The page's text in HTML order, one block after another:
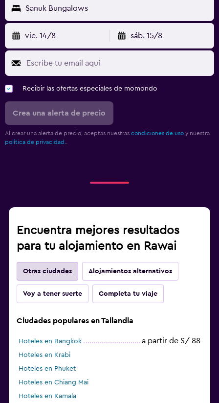
Sanuk Bungalows
vie. 14/8 sáb. 15/8
Recibir las ofertas especiales de momondo
Crea una alerta de precio
Al crear una alerta de precio, aceptas nuestras condiciones de uso y nuestra
política de privacidad.
Encuentra mejores resultados
para tu alojamiento en Rawai
Otras ciudades Alojamientos alternativos
Voy a tener suerte Completa tu viaje
Ciudades populares en Tailandia
Hoteles en Bangkok a partir de S/ 88
Hoteles en Krabi
Hoteles en Phuket
Hoteles en Chiang Mai
Hoteles en Kamala